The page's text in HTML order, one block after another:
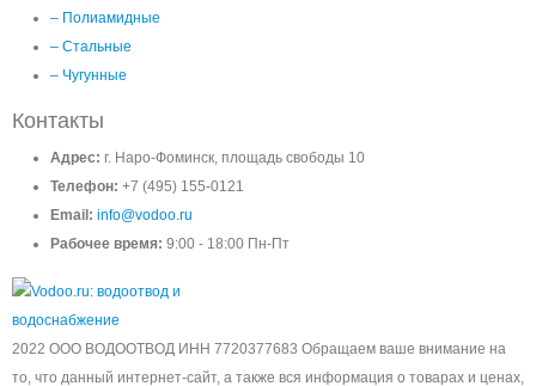
– Полиамидные
– Стальные
– Чугунные
Контакты
Адрес: г. Наро-Фоминск, площадь свободы 10
Телефон: +7 (495) 155-0121
Email: info@vodoo.ru
Рабочее время: 9:00 - 18:00 Пн-Пт
2022 ООО ВОДООТВОД ИНН 7720377683 Обращаем ваше внимание на
то, что данный интернет-сайт, а также вся информация о товарах и ценах,